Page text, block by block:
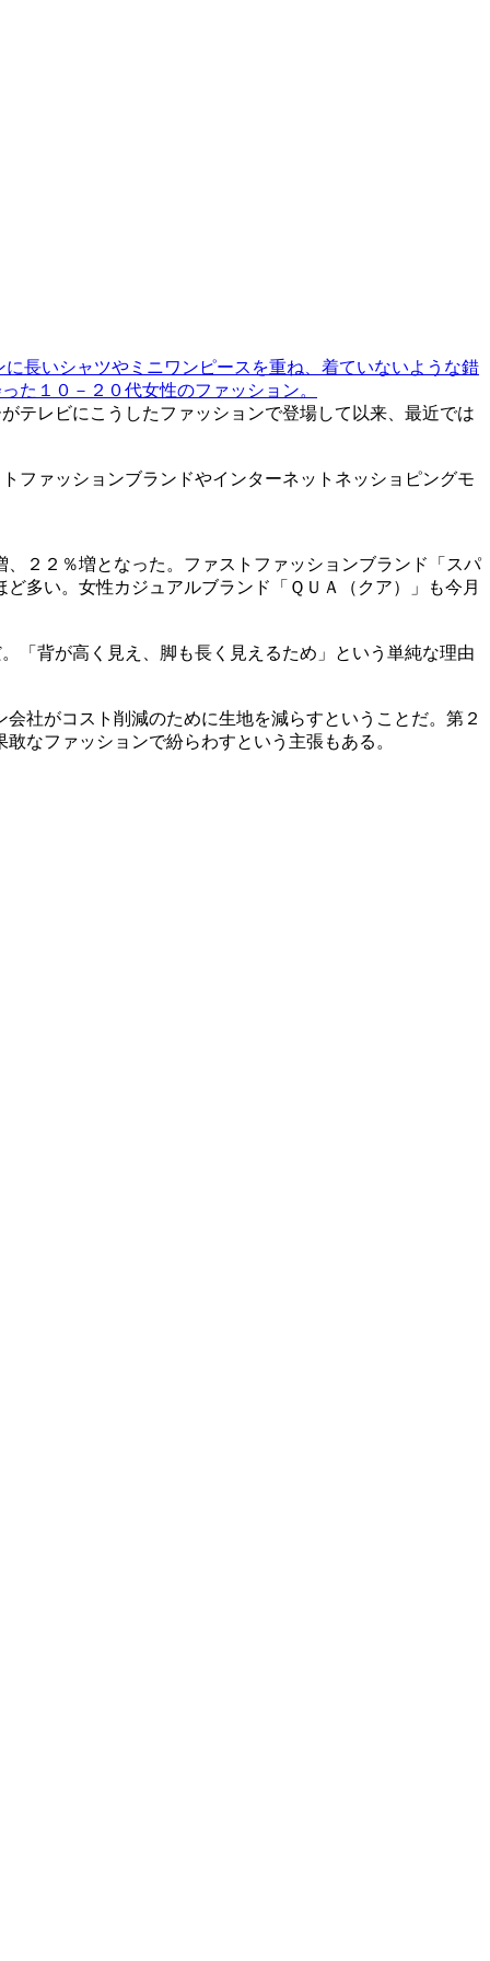
長いシャツやミニワンピースを重ね、着ていないような錯
た１０－２０代女性のファッション。
テレビにこうしたファッションで登場して以来、最近では
ファッションブランドやインターネットネッショピングモ
２２％増となった。ファストファッションブランド「スパ
多い。女性カジュアルブランド「ＱＵＡ（クア）」も今月
「背が高く見え、脚も長く見えるため」という単純な理由
社がコスト削減のために生地を減らすということだ。第２
なファッションで紛らわすという主張もある。